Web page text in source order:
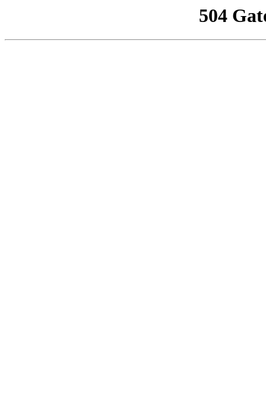
504